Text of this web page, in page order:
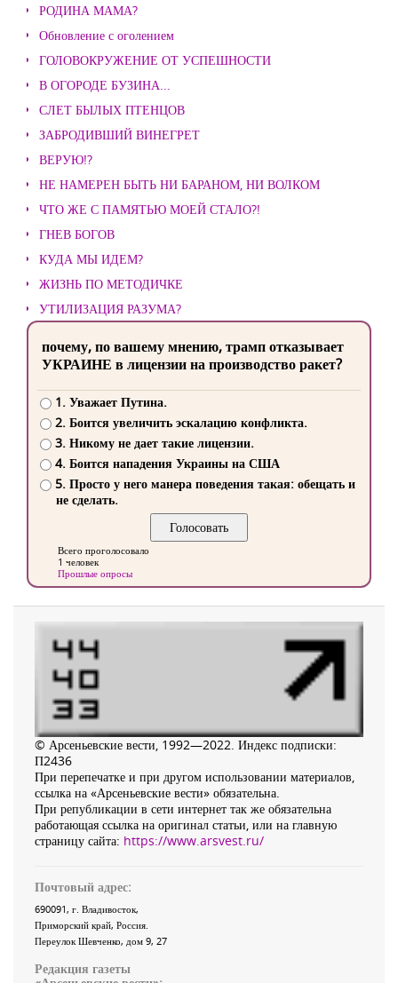
РОДИНА МАМА?
Обновление с оголением
ГОЛОВОКРУЖЕНИЕ ОТ УСПЕШНОСТИ
В ОГОРОДЕ БУЗИНА...
СЛЕТ БЫЛЫХ ПТЕНЦОВ
ЗАБРОДИВШИЙ ВИНЕГРЕТ
ВЕРУЮ!?
НЕ НАМЕРЕН БЫТЬ НИ БАРАНОМ, НИ ВОЛКОМ
ЧТО ЖЕ С ПАМЯТЬЮ МОЕЙ СТАЛО?!
ГНЕВ БОГОВ
КУДА МЫ ИДЕМ?
ЖИЗНЬ ПО МЕТОДИЧКЕ
УТИЛИЗАЦИЯ РАЗУМА?
почему, по вашему мнению, трамп отказывает
УКРАИНЕ в лицензии на производство ракет?
1. Уважает Путина.
2. Боится увеличить эскалацию конфликта.
3. Никому не дает такие лицензии.
4. Боится нападения Украины на США
5. Просто у него манера поведения такая: обещать и
не сделать.
Всего проголосовало
1 человек
Прошлые опросы
© Арсеньевские вести, 1992—2022. Индекс подписки:
П2436
При перепечатке и при другом использовании материалов,
ссылка на «Арсеньевские вести» обязательна.
При републикации в сети интернет так же обязательна
работающая ссылка на оригинал статьи, или на главную
страницу сайта: https://www.arsvest.ru/
Почтовый адрес:
690091, г. Владивосток,
Приморский край, Россия.
Переулок Шевченко, дом 9, 27
Редакция газеты